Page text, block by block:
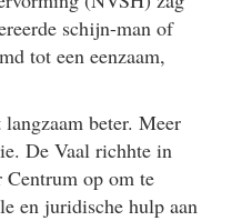
schijn-man of
tot een eenzaam,
beter. Meer
De Vaal richhte in
Centrum op om te
en juridische hulp aan